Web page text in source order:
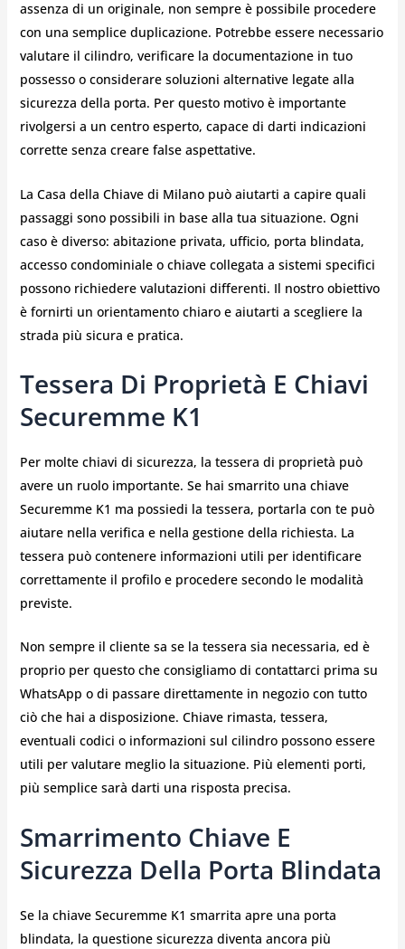
assenza di un originale, non sempre è possibile procedere
con una semplice duplicazione. Potrebbe essere necessario
valutare il cilindro, verificare la documentazione in tuo
possesso o considerare soluzioni alternative legate alla
sicurezza della porta. Per questo motivo è importante
rivolgersi a un centro esperto, capace di darti indicazioni
corrette senza creare false aspettative.
La Casa della Chiave di Milano può aiutarti a capire quali
passaggi sono possibili in base alla tua situazione. Ogni
caso è diverso: abitazione privata, ufficio, porta blindata,
accesso condominiale o chiave collegata a sistemi specifici
possono richiedere valutazioni differenti. Il nostro obiettivo
è fornirti un orientamento chiaro e aiutarti a scegliere la
strada più sicura e pratica.
Tessera Di Proprietà E Chiavi
Securemme K1
Per molte chiavi di sicurezza, la tessera di proprietà può
avere un ruolo importante. Se hai smarrito una chiave
Securemme K1 ma possiedi la tessera, portarla con te può
aiutare nella verifica e nella gestione della richiesta. La
tessera può contenere informazioni utili per identificare
correttamente il profilo e procedere secondo le modalità
previste.
Non sempre il cliente sa se la tessera sia necessaria, ed è
proprio per questo che consigliamo di contattarci prima su
WhatsApp o di passare direttamente in negozio con tutto
ciò che hai a disposizione. Chiave rimasta, tessera,
eventuali codici o informazioni sul cilindro possono essere
utili per valutare meglio la situazione. Più elementi porti,
più semplice sarà darti una risposta precisa.
Smarrimento Chiave E
Sicurezza Della Porta Blindata
Se la chiave Securemme K1 smarrita apre una porta
blindata, la questione sicurezza diventa ancora più